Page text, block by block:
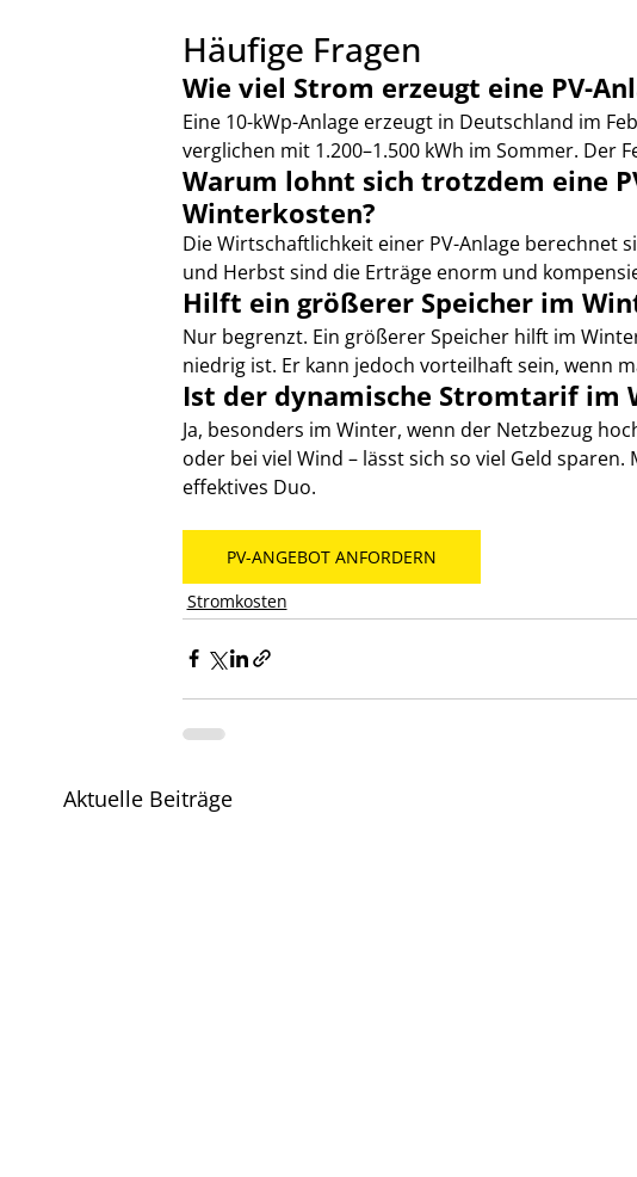
Häufige Fragen
Wie viel Strom erzeugt eine PV-
Eine 10-kWp-Anlage erzeugt in Deutschland im
verglichen mit 1.200–1.500 kWh im Sommer. Der
Warum lohnt sich trotzdem eine
Winterkosten?
Die Wirtschaftlichkeit einer PV-Anlage berechnet
und Herbst sind die Erträge enorm und
Hilft ein größerer Speicher im
Nur begrenzt. Ein größerer Speicher hilft im
niedrig ist. Er kann jedoch vorteilhaft sein, wenn
Ist der dynamische Stromtarif im
Ja, besonders im Winter, wenn der Netzbezug
oder bei viel Wind – lässt sich so viel Geld
effektives Duo.
PV-ANGEBOT ANFORDERN
Stromkosten
Aktuelle Beiträge